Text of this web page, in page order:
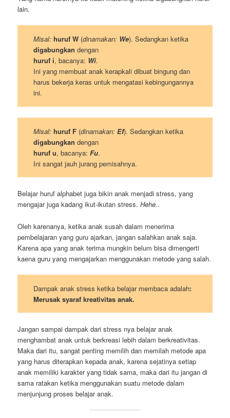
lain.
Misal: huruf W(dinamakan: We). Sedangkan ketika
digabungkan dengan
huruf i, bacanya: Wi.
Ini yang membuat anak kerapkali dibuat bingung dan
harus bekerja keras untuk mengatasi kebingungannya
ini.
Misal: huruf F(dinamakan: Ef). Sedangkan ketika
digabungkan dengan
huruf u, bacanya: Fu.
Ini sangat jauh jurang pemisahnya.
Belajar huruf alphabet juga bikin anak menjadi stress, yang
mengajar juga kadang ikut-ikutan stress.Hehe..
Oleh karenanya, ketika anak susah dalam menerima
pembelajaran yang guru ajarkan, jangan salahkan anak saja.
Karena apa yang anak terima mungkin belum bisa dimengerti
kaena guru yang mengajarkan menggunakan metode yang salah.
Dampak anak stress ketika belajar membaca adalah:
Merusak syaraf kreativitas anak.
Jangan sampai dampak dari stress nya belajar anak
menghambat anak untuk berkreasi lebih dalam berkreativitas.
Maka dari itu, sangat penting memilih dan memilah metode apa
yang harus diterapkan kepada anak, karena sejatinya setiap
anak memiliki karakter yang tidak sama, maka dari itu jangan di
sama ratakan ketika menggunakan suatu metode dalam
menjunjung proses belajar anak.